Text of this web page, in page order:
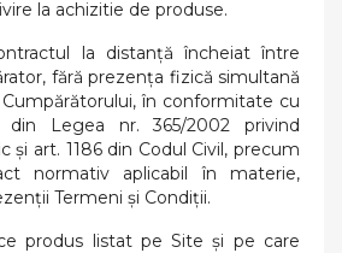
la achizitie de produse.
la distanţă încheiat între
fără prezenţa fizică simultană
Cumpărătorului, în conformitate cu
Legea nr. 365/2002 privind
și art. 1186 din Codul Civil, precum
normativ aplicabil în materie,
Termeni și Condiții.
produs listat pe Site și pe care